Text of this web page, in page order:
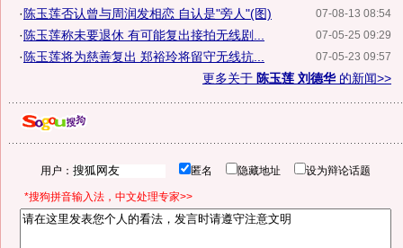
07-08-13 08:54
· 陈玉莲否认曾与周润发相恋 自认是"旁人"(图)
07-05-25 09:29
· 陈玉莲称未要退休 有可能复出接拍无线剧...
07-05-23 09:57
· 陈玉莲将为慈善复出 郑裕玲将留守无线抗...
更多关于 陈玉莲 刘德华的新闻>>
用户： 匿名 隐藏地址 设为辩论话题
*搜狗拼音输入法，中文处理专家>>